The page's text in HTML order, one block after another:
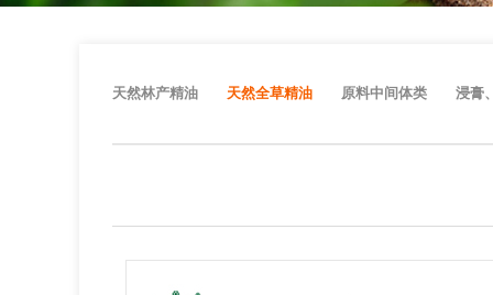
天然林产精油 天然全草精油 原料中间体类 浸膏